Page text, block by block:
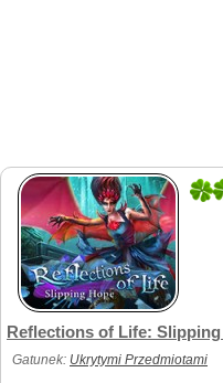
Reflections of Life:
Gatunek: Ukrytymi Przedmiotami